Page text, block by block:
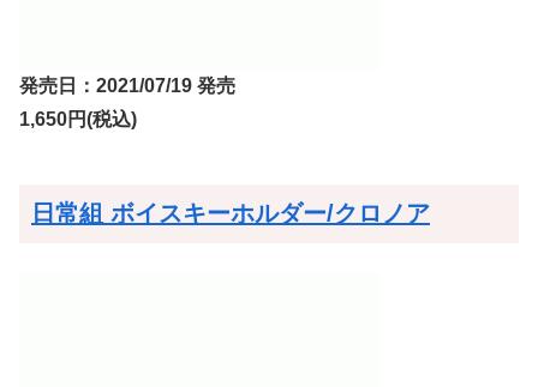
発売日：2021/07/19 発売
1,650円(税込)
日常組 ボイスキーホルダー/クロノア